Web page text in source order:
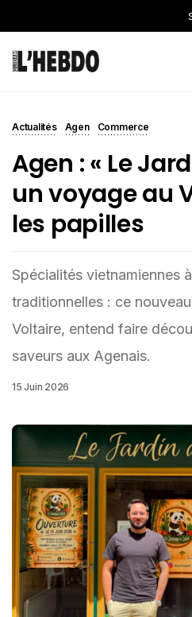
Actualités Agen Commerce
Agen : « Le
un voyage au
les papilles
Spécialités vietnamiennes
traditionnelles : ce
Voltaire, entend faire
saveurs aux Agenais.
15 Juin 2026